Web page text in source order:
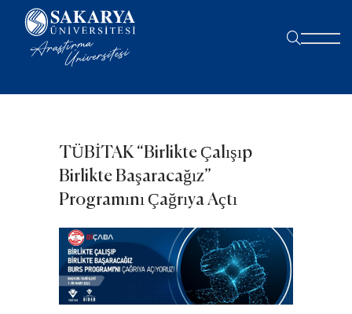
TÜBİTAK “Birlikte Çalışıp
Birlikte Başaracağız”
Programını Çağrıya Açtı